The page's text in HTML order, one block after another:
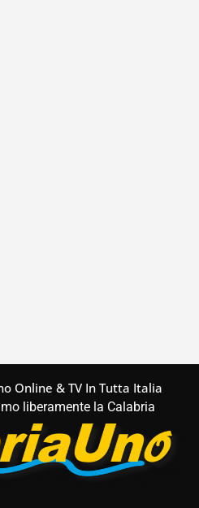
Online & TV In Tutta Italia
liberamente la Calabria